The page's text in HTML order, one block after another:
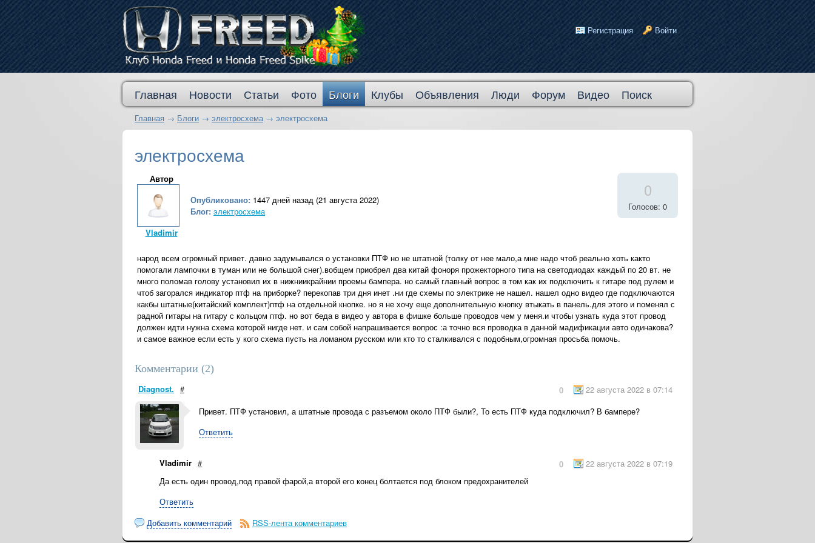
Регистрация Войти
Главная Новости Статьи Фото Блоги Клубы Объявления Люди Форум Видео Поиск
Главная → Блоги → электросхема→ электросхема
электросхема
Автор
Vladimir
Опубликовано: 1447 дней назад (21 августа 2022)
Блог: электросхема
0
Голосов: 0
народ всем огромный привет. давно задумывался о установки ПТФ но не штатной (толку от нее мало,а мне надо чтоб реально хоть както
помогали лампочки в туман или не большой снег).вобщем приобрел два китай фоноря прожекторного типа на светодиодах каждый по 20 вт. не
много поломав голову установил их в нижниикрайнии проемы бампера. но самый главный вопрос в том как их подключить к гитаре под рулем и
чтоб загорался индикатор птф на приборке? перекопав три дня инет .ни где схемы по электрике не нашел. нашел одно видео где подключаются
какбы штатные(китайский комплект)птф на отдельной кнопке. но я не хочу еще дополнительную кнопку втыкать в панель.для этого и поменял с
радной гитары на гитару с кольцом птф. но вот беда в видео у автора в фишке больше проводов чем у меня.и чтобы узнать куда этот провод
должен идти нужна схема которой нигде нет. и сам собой напрашивается вопрос :а точно вся проводка в данной мадификации авто одинакова?
и самое важное если есть у кого схема пусть на ломаном русском или кто то сталкивался с подобным,огромная просьба помочь.
Комментарии (2)
Diagnost. # 22 августа 2022 в 07:14
0
Привет. ПТФ установил, а штатные провода с разъемом около ПТФ были?, То есть ПТФ куда подключил? В бампере?
Ответить
Vladimir # 22 августа 2022 в 07:19
0
Да есть один провод,под правой фарой,а второй его конец болтается под блоком предохранителей
Ответить
Добавить комментарий
RSS-лента комментариев